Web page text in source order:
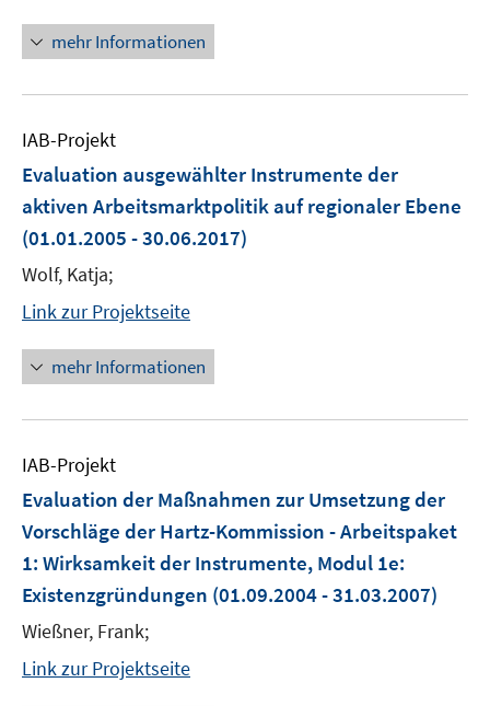
mehr Informationen
IAB-Projekt
Evaluation ausgewählter Instrumente der
aktiven Arbeitsmarktpolitik auf regionaler Ebene
(01.01.2005 - 30.06.2017)
Wolf, Katja;
Link zur Projektseite
mehr Informationen
IAB-Projekt
Evaluation der Maßnahmen zur Umsetzung der
Vorschläge der Hartz-Kommission - Arbeitspaket
1: Wirksamkeit der Instrumente, Modul 1e:
Existenzgründungen (01.09.2004 - 31.03.2007)
Wießner, Frank;
Link zur Projektseite